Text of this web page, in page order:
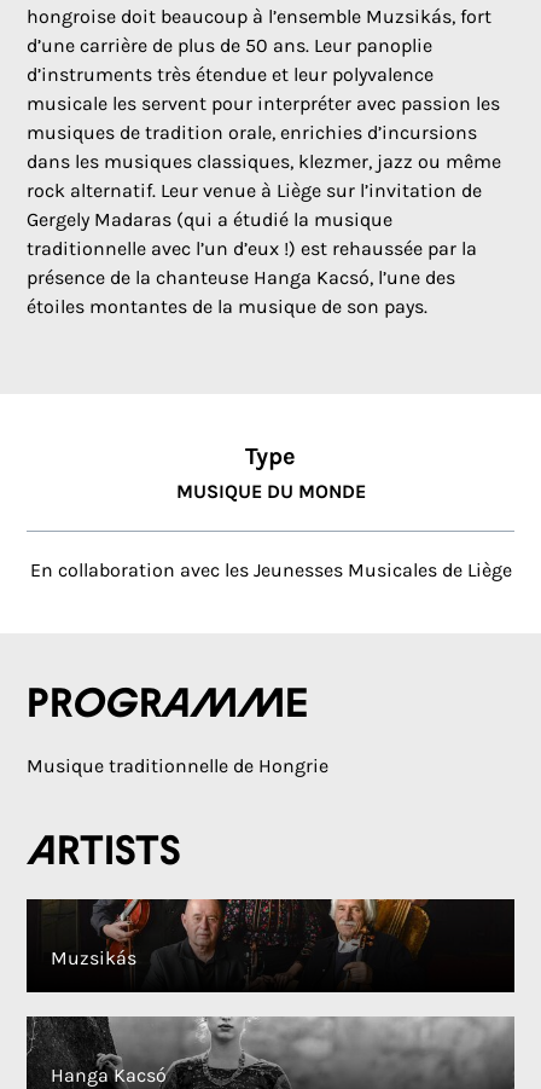
hongroise doit beaucoup à l’ensemble Muzsikás, fort
d’une carrière de plus de 50 ans. Leur panoplie
d’instruments très étendue et leur polyvalence
musicale les servent pour interpréter avec passion les
musiques de tradition orale, enrichies d’incursions
dans les musiques classiques, klezmer, jazz ou même
rock alternatif. Leur venue à Liège sur l’invitation de
Gergely Madaras (qui a étudié la musique
traditionnelle avec l’un d’eux !) est rehaussée par la
présence de la chanteuse Hanga Kacsó, l’une des
étoiles montantes de la musique de son pays.
Type
MUSIQUE DU MONDE
En collaboration avec les Jeunesses Musicales de Liège
Programme
Musique traditionnelle de Hongrie
Artists
Muzsikás
Hanga Kacsó